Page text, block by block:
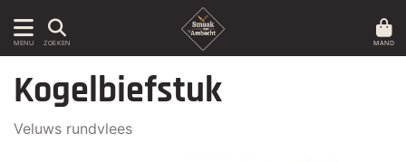
MENU ZOEKEN MAND
Kogelbiefstuk
Veluws rundvlees